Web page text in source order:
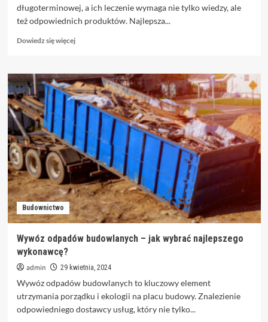
długoterminowej, a ich leczenie wymaga nie tylko wiedzy, ale
też odpowiednich produktów. Najlepsza...
Dowiedz się więcejDowiedz
o
Praktyczne
porady
dla
opiekunów:
Jak
stosować
najlepszą
maść
odleżyny?
Budownictwo
Wywóz odpadów budowlanych – jak wybrać najlepszego
wykonawcę?
admin 29 kwietnia, 2024
Wywóz odpadów budowlanych to kluczowy element
utrzymania porządku i ekologii na placu budowy. Znalezienie
odpowiedniego dostawcy usług, który nie tylko...